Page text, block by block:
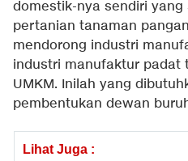
domestik-nya sendiri
pertanian tanaman
mendorong industri
industri manufaktur padat
UMKM. Inilah yang
pembentukan dewan
Lihat Juga :